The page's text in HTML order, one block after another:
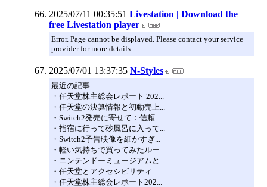
2025/07/11 00:35:51 Livestation | Download the
free Livestation player
Error. Page cannot be displayed. Please contact your service
provider for more details.
2025/07/01 13:37:35 N-Styles
最近の記事
・任天堂株主総会レポート 202...
・任天堂の決算情報と初動売上...
・Switch2発売に寄せて：信頼...
・指宿に行って砂風呂に入って...
・Switch2予告映像を細かすぎ...
・軽い気持ちで買ってみたルー...
・ニンテンドーミュージアムと...
・任天堂とアクセシビリティ
・任天堂株主総会レポート202...